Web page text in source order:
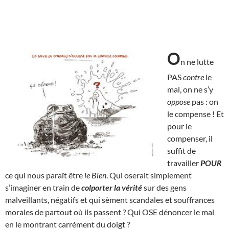
On ne lutte
PAScontre le
mal, on ne s’y
oppose pas : on
le compense ! Et
pour le
compenser, il
suffit de
travailler POUR
ce qui nous paraît être le Bien . Qui oserait simplement
s’imaginer en train decolporter la véritésur des gens
malveillants, négatifs et qui sèment scandales et souffrances
morales de partout où ils passent ? Qui OSE dénoncer le mal
en le montrant carrément du doigt ?